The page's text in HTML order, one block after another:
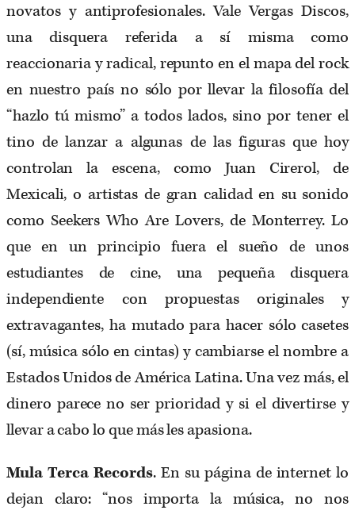
novatos y antiprofesionales. Vale Vergas Discos,
una disquera referida a sí misma como
reaccionaria y radical, repunto en el mapa del rock
en nuestro país no sólo por llevar la filosofía del
“hazlo tú mismo” a todos lados, sino por tener el
tino de lanzar a algunas de las figuras que hoy
controlan la escena, como Juan Cirerol, de
Mexicali, o artistas de gran calidad en su sonido
como Seekers Who Are Lovers, de Monterrey. Lo
que en un principio fuera el sueño de unos
estudiantes de cine, una pequeña disquera
independiente con propuestas originales y
extravagantes, ha mutado para hacer sólo casetes
(sí, música sólo en cintas) y cambiarse el nombre a
Estados Unidos de América Latina. Una vez más, el
dinero parece no ser prioridad y si el divertirse y
llevar a cabo lo que más les apasiona.
Mula Terca Records. En su página de internet lo
dejan claro: “nos importa la música, no nos